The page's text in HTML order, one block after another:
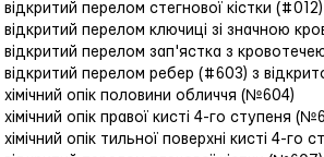
1 відкритий перелом стегнової кістки (#012)
1 відкритий перелом ключиці зі значною
1 відкритий перелом зап'ястка з
1 відкритий перелом ребер (#603) з
1 хімічний опік половини обличчя (№604)
1 хімічний опік правої кисті 4-го ступеня
1 хімічний опік тильної поверхні кисті 4-го